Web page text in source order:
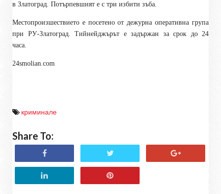
в Златоград. Потърпевшият е с три избити зъба.
Местопроизшествието е посетено от дежурна оперативна група
при РУ-Златоград. Тийнейджърът е задържан за срок до 24
часа.
24smolian.com
криминале
Share To: